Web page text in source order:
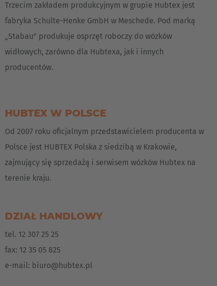
EUROPE
Belgium
Nederlands Français Deutsch
Deutschland
Deutsch
España
Español
Great Britain
English
Italia
Trzecim zakładem produkcyjnym w grupie Hubtex jest
fabryka Schulte-Henke GmbH w Meschede. Pod marką
„Stabau” produkuje osprzęt roboczy do wózków
widłowych, zarówno dla Hubtexa, jak i innych
producentów.
HUBTEX W POLSCE
Od 2007 roku oficjalnym przedstawicielem producenta w
Polsce jest HUBTEX Polska z siedzibą w Krakowie,
zajmujący się sprzedażą i serwisem wózków Hubtex na
terenie kraju.
DZIAŁ HANDLOWY
tel. 12 307 25 25
fax: 12 35 05 825
e-mail: biuro@hubtex.pl